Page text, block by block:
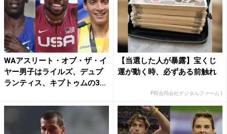
WAアスリート・オブ・ザ・イ
ヤー男子はライルズ、デュプ
ランティス、キプトゥムの3...
【当選した人が暴露】宝くじ
運が動く時、必ずある前触れ
PR(合同会社デジタルファーム )